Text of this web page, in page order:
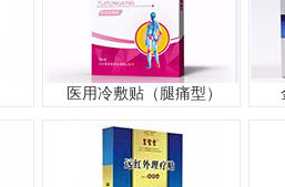
医用冷敷贴（腿痛型）